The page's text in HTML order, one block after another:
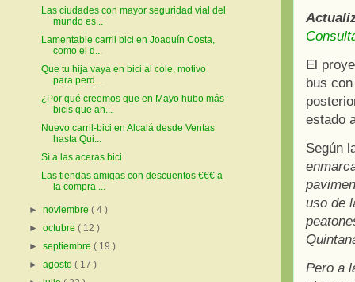
El
bus
estado
Según
uso de
Pero a
Las ciudades con mayor seguridad vial del
mundo es...
Lamentable carril bici en Joaquín Costa,
como el d...
Que tu hija vaya en bici al cole, motivo
para perd...
¿Por qué creemos que en Mayo hubo más
bicis que ah...
Nuevo carril-bici en Alcalá desde Ventas
hasta Qui...
Sí a las aceras bici
Las tiendas amigas con descuentos €€€ a
la compra ...
►noviembre( 4 )
►octubre( 12 )
►septiembre( 19 )
►agosto( 17 )